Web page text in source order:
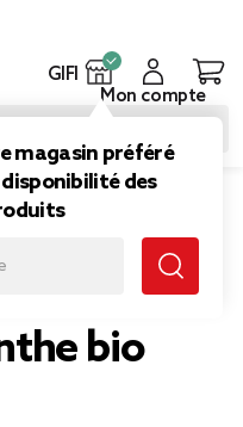
GIFI
magasin préféré
des
Mon compte
bio